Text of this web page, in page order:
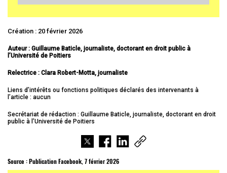
Création : 20 février 2026
Auteur : Guillaume Baticle, journaliste, doctorant en droit public à
l’Université de Poitiers
Relectrice : Clara Robert-Motta, journaliste
Liens d’intérêts ou fonctions politiques déclarés des intervenants à
l’article : aucun
Secrétariat de rédaction : Guillaume Baticle, journaliste, doctorant en droit
public à l’Université de Poitiers
Source :Publication Facebook, 7 février 2026